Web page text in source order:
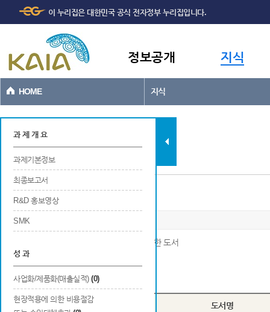
본문바로가기
이 누리집은 대한민국 공식 전자정부 누리집입니다.
정보공개 지식
HOME 지식
과제현황
과 제 개 요
과제기본정보
최종보고서
R&D 홍보영상
SMK
성 과
사업화/제품화(매출실적) (0)
현장적용에 의한 비용절감
저술
※ 연구개발결과로 국내외 출판사를 통해 발행한 도서
Total0건
번호 구분 도서명